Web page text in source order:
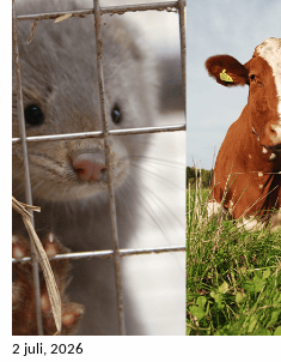
2 juli, 2026